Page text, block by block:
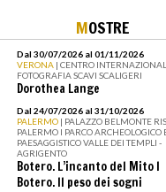
MOSTRE
Dal 30/07/2026 al 01/11/2026
VERONA | CENTRO
FOTOGRAFIA SCAVI SCALIGERI
Dorothea Lange
Dal 24/07/2026 al 31/10/2026
PALERMO | PALAZZO BELMONTE
PALERMO I PARCO ARCHEOLOGICO
PAESAGGISTICO VALLE DEI TEMPLI -
AGRIGENTO
Botero. L’incanto del Mito I
Botero. Il peso dei sogni